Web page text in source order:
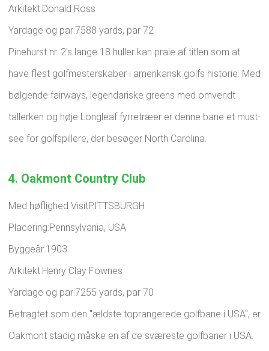
Arkitekt:Donald Ross
Yardage og par:7588 yards, par 72
Pinehurst nr. 2's lange 18 huller kan prale af titlen som at
have flest golfmesterskaber i amerikansk golfs historie. Med
bølgende fairways, legendariske greens med omvendt
tallerken og høje Longleaf fyrretræer er denne bane et must-
see for golfspillere, der besøger North Carolina.
4. Oakmont Country Club
Med høflighed VisitPITTSBURGH
Placering:Pennsylvania, USA
Byggeår:1903
Arkitekt:Henry Clay Fownes
Yardage og par:7255 yards, par 70
Betragtet som den "ældste toprangerede golfbane i USA", er
Oakmont stadig måske en af ​​de sværeste golfbaner i USA.